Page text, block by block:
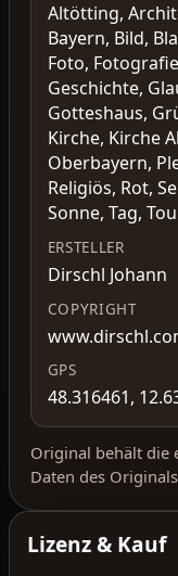
Altötting,
Bayern, Bild,
Foto,
Geschichte,
Gotteshaus,
Kirche, Kirche
Oberbayern,
Religiös, Rot,
Sonne, Tag,
ERSTELLER
Dirschl Johann
COPYRIGHT
GPS
48.316461,
Original behält die
Daten des
Lizenz & Kauf